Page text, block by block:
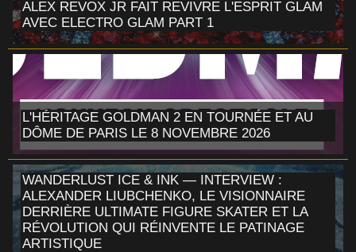
ALEX REVOX JR FAIT REVIVRE L'ESPRIT GLAM
AVEC ELECTRO GLAM PART 1
L'HÉRITAGE GOLDMAN 2 EN TOURNÉE ET AU
DÔME DE PARIS LE 8 NOVEMBRE 2026
WANDERLUST ICE & INK — INTERVIEW :
ALEXANDER LIUBCHENKO, LE VISIONNAIRE
DERRIÈRE ULTIMATE FIGURE SKATER ET LA
RÉVOLUTION QUI RÉINVENTE LE PATINAGE
ARTISTIQUE